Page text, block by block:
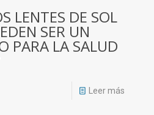
LENTES DE SOL
SER UN
PARA LA SALUD
Leer más